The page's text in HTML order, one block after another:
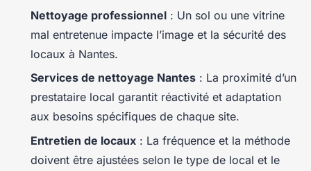
Nantes : services
professionnels adaptés à vos
besoins
23/06/2026 08:34 10 min de lecture
Nettoyage professionnel : Un sol ou une vitrine
mal entretenue impacte l’image et la sécurité des
locaux à Nantes.
Services de nettoyage Nantes : La proximité d’un
prestataire local garantit réactivité et adaptation
aux besoins spécifiques de chaque site.
Entretien de locaux : La fréquence et la méthode
doivent être ajustées selon le type de local et le